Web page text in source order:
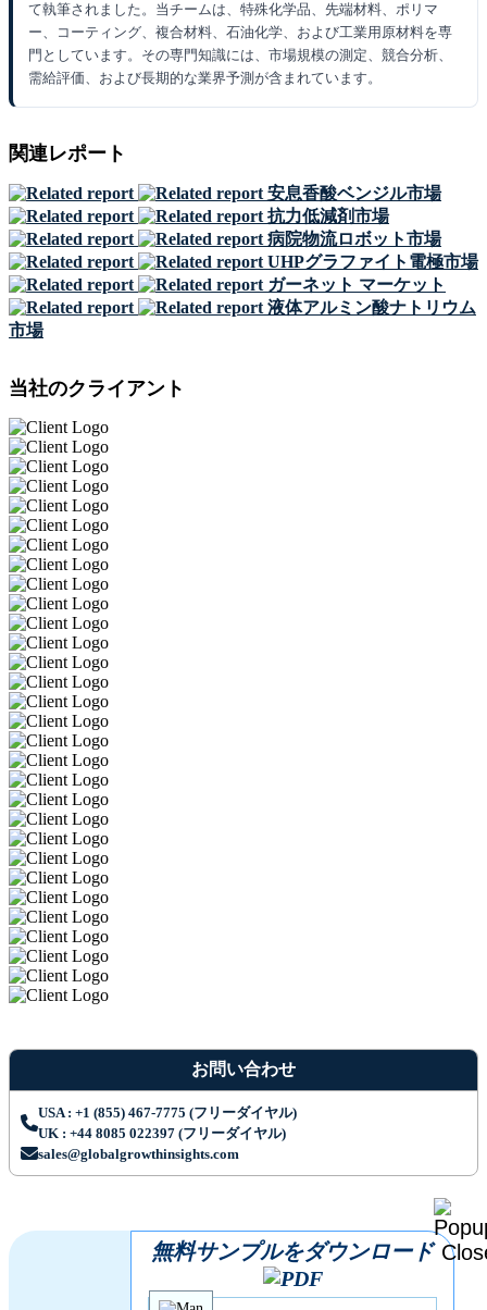
て執筆されました。当チームは、特殊化学品、先端材料、ポリマ
ー、コーティング、複合材料、石油化学、および工業用原材料を専
門としています。その専門知識には、市場規模の測定、競合分析、
需給評価、および長期的な業界予測が含まれています。
関連レポート
安息香酸ベンジル市場
抗力低減剤市場
病院物流ロボット市場
UHPグラファイト電極市場
ガーネット マーケット
液体アルミン酸ナトリウム
市場
当社のクライアント
お問い合わせ
USA : +1 (855) 467-7775 (フリーダイヤル)
UK : +44 8085 022397 (フリーダイヤル)
sales@globalgrowthinsights.com
無料サンプルをダウンロード